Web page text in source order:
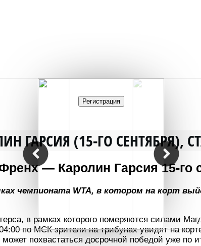
Регистрация
ГАРСИЯ (15-ГО СЕНТЯБРЯ),
— Каролин Гарсия 15-го
чемпионата WTA, в котором на корт
в рамках которого померяются силами
по МСК зрители на трибунах увидят на
похвастаться досрочной победой уже по